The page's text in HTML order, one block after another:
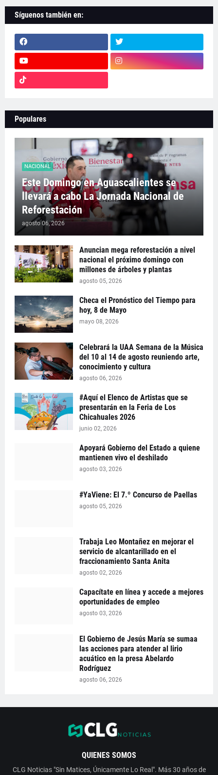
Síguenos también en:
Populares
NACIONAL
Este Domingo en Aguascalientes se
llevará a cabo La Jornada Nacional de
Reforestación
agosto 06, 2026
Anuncian mega reforestación a nivel
nacional el próximo domingo con
millones de árboles y plantas
agosto 05, 2026
Checa el Pronóstico del Tiempo para
hoy, 8 de Mayo
mayo 08, 2026
Celebrará la UAA Semana de la Música
del 10 al 14 de agosto reuniendo arte,
conocimiento y cultura
agosto 06, 2026
#Aquí el Elenco de Artistas que se
presentarán en la Feria de Los
Chicahuales 2026
junio 02, 2026
Apoyará Gobierno del Estado a quiene
mantienen vivo el deshilado
agosto 03, 2026
#YaViene: El 7.º Concurso de Paellas
agosto 05, 2026
Trabaja Leo Montañez en mejorar el
servicio de alcantarillado en el
fraccionamiento Santa Anita
agosto 02, 2026
Capacítate en línea y accede a mejores
oportunidades de empleo
agosto 03, 2026
El Gobierno de Jesús María se sumaa
las acciones para atender al lirio
acuático en la presa Abelardo
Rodríguez
agosto 06, 2026
QUIENES SOMOS
CLG Noticias "Sin Matices, Únicamente Lo Real". Más 30 años de